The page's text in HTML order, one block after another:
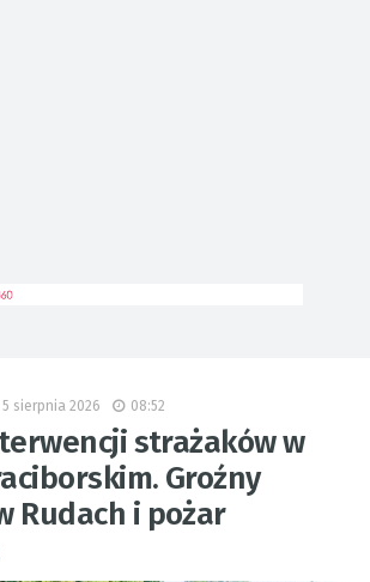
5 sierpnia 2026 08:52
strażaków w
Groźny
Rudach i pożar